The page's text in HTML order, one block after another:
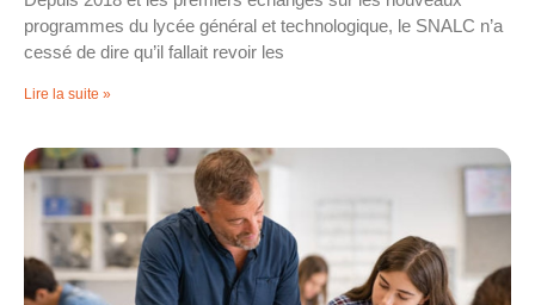
programmes du lycée général et technologique, le SNALC n’a
cessé de dire qu’il fallait revoir les
Lire la suite »